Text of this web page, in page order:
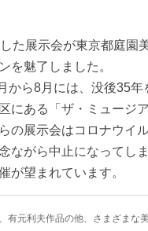
た展示会が東京都庭園
を魅了しました。
から8月には、没後35年
にある「ザ・ミュージ
の展示会はコロナウイ
ながら中止になってし
が望まれています。
有元利夫作品の他、さまざまな